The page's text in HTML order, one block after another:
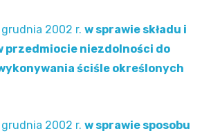
2002 r. w sprawie składu i
przedmiocie niezdolności do
ściśle określonych
2002 r. w sprawie sposobu